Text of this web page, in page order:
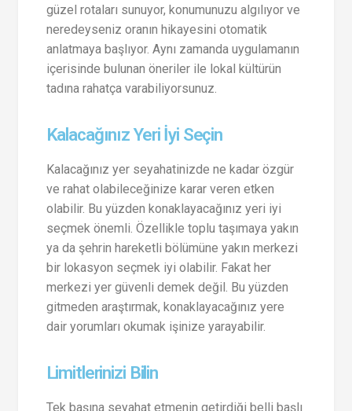
güzel rotaları sunuyor, konumunuzu algılıyor ve
neredeyseniz oranın hikayesini otomatik
anlatmaya başlıyor. Aynı zamanda uygulamanın
içerisinde bulunan öneriler ile lokal kültürün
tadına rahatça varabiliyorsunuz.
Kalacağınız Yeri İyi Seçin
Kalacağınız yer seyahatinizde ne kadar özgür
ve rahat olabileceğinize karar veren etken
olabilir. Bu yüzden konaklayacağınız yeri iyi
seçmek önemli. Özellikle toplu taşımaya yakın
ya da şehrin hareketli bölümüne yakın merkezi
bir lokasyon seçmek iyi olabilir. Fakat her
merkezi yer güvenli demek değil. Bu yüzden
gitmeden araştırmak, konaklayacağınız yere
dair yorumları okumak işinize yarayabilir.
Limitlerinizi Bilin
Tek başına seyahat etmenin getirdiği belli başlı